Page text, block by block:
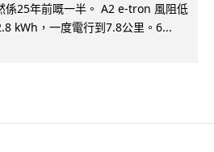
係25年前嘅一半。 A2 e-tron 風阻低
kWh，一度電行到7.8公里。6...